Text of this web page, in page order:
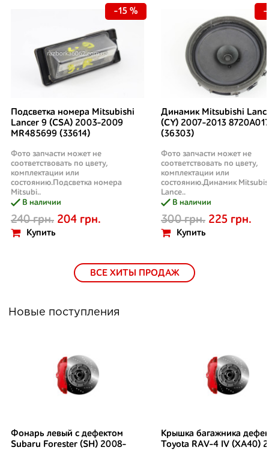
Подсветка номера Mitsubishi
Lancer 9 (CSA) 2003-2009
MR485699 (33614)
Фото запчасти может не
соответствовать по цвету,
комплектации или
состоянию.Подсветка номера
Mitsubi..
В наличии
240 грн. 204 грн.
Купить
-15 %
Динамик Mitsubishi
(CY) 2007-2013
(36303)
Фото запчасти может не
соответствовать по цвету,
комплектации или
состоянию.Динамик
Lance..
В наличии
300 грн. 225 грн.
Купить
-
ВСЕ ХИТЫ ПРОДАЖ
Новые поступления
Фонарь левый с дефектом
Subaru Forester (SH) 2008-
Крышка багажника
Toyota RAV-4 IV (XA40)